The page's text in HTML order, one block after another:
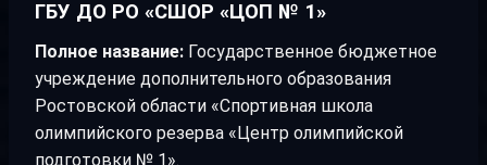
ГБУ ДО РО «СШОР «ЦОП № 1»
Полное название: Государственное бюджетное
учреждение дополнительного образования
Ростовской области «Спортивная школа
олимпийского резерва «Центр олимпийской
подготовки № 1».